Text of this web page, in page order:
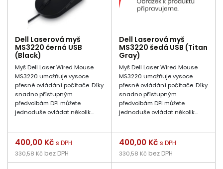
Dell Laserová myš
MS3220 černá USB
(Black)
Myš Dell Laser Wired Mouse
MS3220 umožňuje vysoce
přesné ovládání počítače. Díky
snadno přístupným
předvolbám DPI můžete
jednoduše ovládat několik...
Cena
400,00 Kč s DPH
330,58 Kč bez DPH
Dell Laserová myš
MS3220 šedá USB (Titan
Gray)
Myš Dell Laser Wired Mouse
MS3220 umožňuje vysoce
přesné ovládání počítače. Díky
snadno přístupným
předvolbám DPI můžete
jednoduše ovládat několik...
Cena
400,00 Kč s DPH
330,58 Kč bez DPH